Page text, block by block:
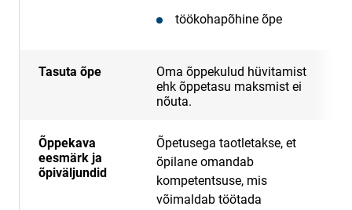
töökohapõhine õpe
Tasuta õpe
Oma õppekulud hüvitamist
ehk õppetasu maksmist ei
nõuta.
Õppekava
eesmärk ja
õpiväljundid
Õpetusega taotletakse, et
õpilane omandab
kompetentsuse, mis
võimaldab töötada